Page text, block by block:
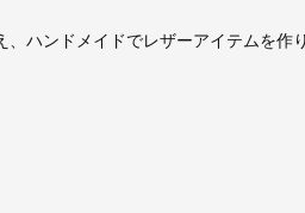
ハンドメイドでレザーアイテムを